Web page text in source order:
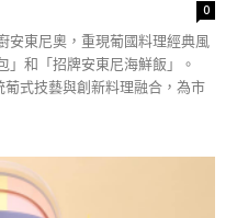
0
安東尼奧，重現葡國料理經典風
」和「招牌安東尼海鮮飯」。
式技藝與創新料理融合，為市